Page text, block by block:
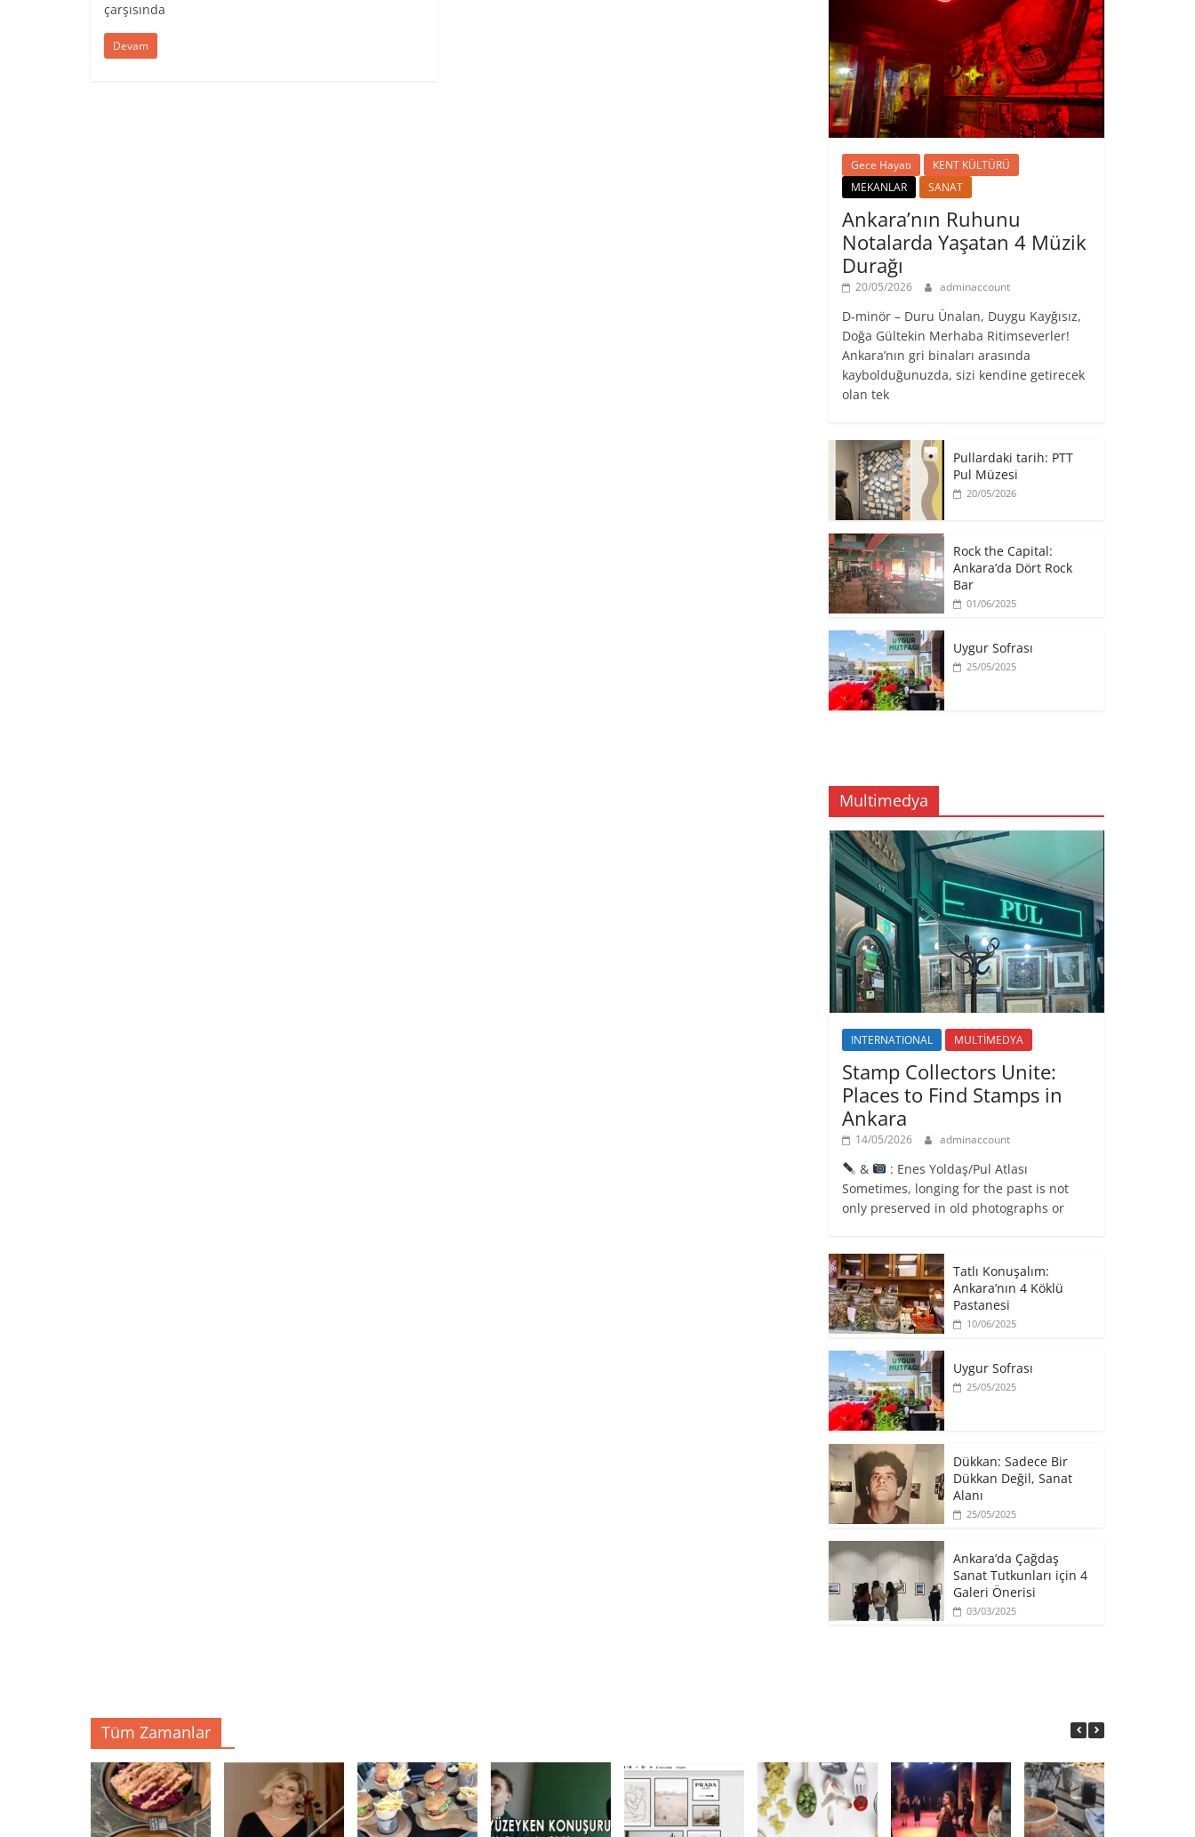
çarşısında
Devam
Gece Hayatı
KENT KÜLTÜRÜ
MEKANLAR
SANAT
Ankara’nın Ruhunu
Notalarda Yaşatan 4 Müzik
Durağı
20/05/2026 adminaccount
D-minör – Duru Ünalan, Duygu Kayğısız,
Doğa Gültekin Merhaba Ritimseverler!
Ankara’nın gri binaları arasında
kaybolduğunuzda, sizi kendine getirecek
olan tek
Pullardaki tarih: PTT
Pul Müzesi
20/05/2026
Rock the Capital:
Ankara’da Dört Rock
Bar
01/06/2025
Uygur Sofrası
25/05/2025
Multimedya
INTERNATIONAL MULTİMEDYA
Stamp Collectors Unite:
Places to Find Stamps in
Ankara
14/05/2026 adminaccount
&
: Enes Yoldaş/Pul Atlası
Sometimes, longing for the past is not
only preserved in old photographs or
Tatlı Konuşalım:
Ankara’nın 4 Köklü
Pastanesi
10/06/2025
Uygur Sofrası
25/05/2025
​Dükkan: Sadece Bir
Dükkan Değil, Sanat
Alanı
25/05/2025
Ankara’da Çağdaş
Sanat Tutkunları için 4
Galeri Önerisi
03/03/2025
Tüm Zamanlar